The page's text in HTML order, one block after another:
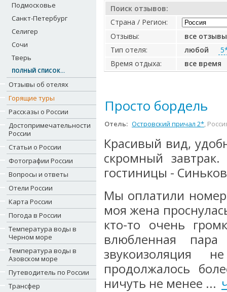
Подмосковье
Санкт-Петербург
Селигер
Сочи
Тверь
ПОЛНЫЙ СПИСОК...
Отзывы об отелях
Горящие туры
Рассказы о России
Достопримечательности
России
Статьи о России
Фотографии России
Вопросы и ответы
Отели России
Карта России
Погода в России
Температура воды в
Черном море
Температура воды в
Азовском море
Путеводитель по России
Трансфер
Поиск отзывов:
Страна / Регион:
Отзывы:
все отзывы
Тип отеля:
любой
Время отдыха:
все время
Просто бордель
Отель: Островский причал 2*,
Красивый вид,
скромный
гостиницы -
Мы оплатили
моя жена
кто-то очень
влюбленная
звукоизоляция
продолжалось
ничуть не менее ...